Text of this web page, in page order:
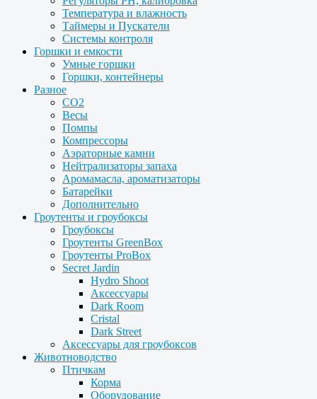
Температура и влажность
Таймеры и Пускатели
Системы контроля
Горшки и емкости
Умные горшки
Горшки, контейнеры
Разное
CO2
Весы
Помпы
Компрессоры
Аэраторные камни
Нейтрализаторы запаха
Аромамасла, ароматизаторы
Батарейки
Дополнительно
Гроутенты и гроубоксы
Гроубоксы
Гроутенты GreenBox
Гроутенты ProBox
Secret Jardin
Hydro Shoot
Аксессуары
Dark Room
Cristal
Dark Street
Аксессуары для гроубоксов
Животноводство
Птичкам
Корма
Оборудование